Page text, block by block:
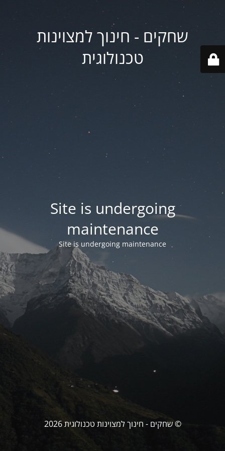
שחקים - חינוך למצוינות
טכנולוגית
Site is undergoing
maintenance
Site is undergoing maintenance
© שחקים - חינוך למצוינות טכנולוגית 2026